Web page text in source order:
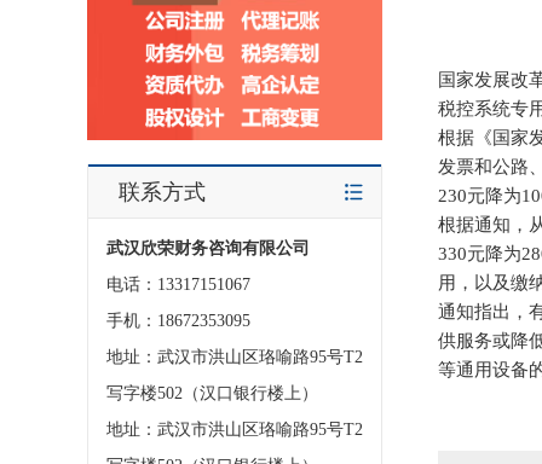
联系方式
武汉欣荣财务咨询有限公司
电话：13317151067
手机：18672353095
地址：武汉市洪山区珞喻路95号T2
写字楼502（汉口银行楼上）
地址：武汉市洪山区珞喻路95号T2
国家发展改
税控系统专
根据《国家
发票和公路
230元降为
根据通知，
330元降为
用，以及缴
通知指出，
供服务或降
等通用设备